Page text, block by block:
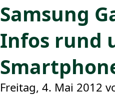
Samsung
Infos rund
Freitag, 4. Mai 2012